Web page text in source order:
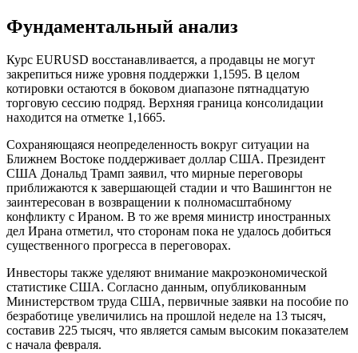
Фундаментальный анализ
Курс EURUSD восстанавливается, а продавцы не могут
закрепиться ниже уровня поддержки 1,1595. В целом
котировки остаются в боковом диапазоне пятнадцатую
торговую сессию подряд. Верхняя граница консолидации
находится на отметке 1,1665.
Сохраняющаяся неопределенность вокруг ситуации на
Ближнем Востоке поддерживает доллар США. Президент
США Дональд Трамп заявил, что мирные переговоры
приближаются к завершающей стадии и что Вашингтон не
заинтересован в возвращении к полномасштабному
конфликту с Ираном. В то же время министр иностранных
дел Ирана отметил, что сторонам пока не удалось добиться
существенного прогресса в переговорах.
Инвесторы также уделяют внимание макроэкономической
статистике США. Согласно данным, опубликованным
Министерством труда США, первичные заявки на пособие по
безработице увеличились на прошлой неделе на 13 тысяч,
составив 225 тысяч, что является самым высоким показателем
с начала февраля.